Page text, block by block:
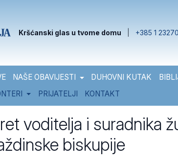
Kršćanski glas u tvome domu +385 1
NAŠE OBAVIJESTI DUHOVNI KUTAK
PRIJATELJI KONTAKT
voditelja i suradnika
biskupije